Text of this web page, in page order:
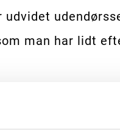
man har lidt
Copenhagen